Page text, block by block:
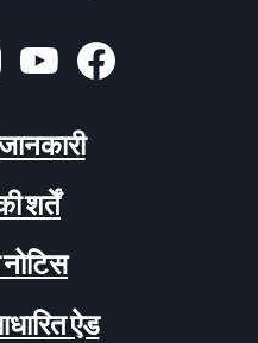
शर्तें
ऐड